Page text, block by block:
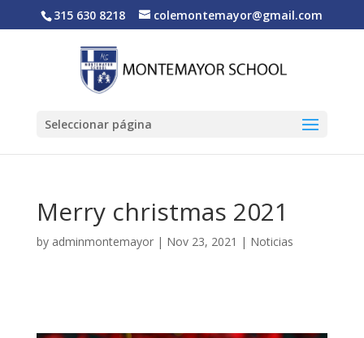
315 630 8218 colemontemayor@gmail.com
Seleccionar página
Merry christmas 2021
by adminmontemayor| Nov 23, 2021 | Noticias